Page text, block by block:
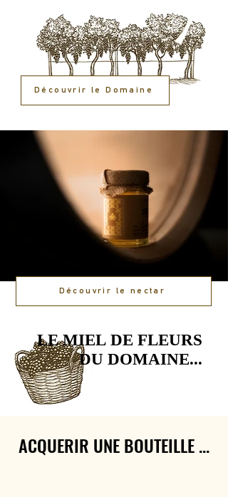
Découvrir le Domaine
Découvrir le nectar
LE MIEL DE FLEURS
DU DOMAINE...
LE MIEL DE FLEURS
DU DOMAINE...
ACQUERIR UNE BOUTEILLE ...
ACQUERIR UNE BOUTEILLE ...